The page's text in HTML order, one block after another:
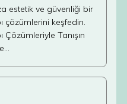
estetik ve güvenliği bir
çözümlerini keşfedin.
Çözümleriyle Tanışın